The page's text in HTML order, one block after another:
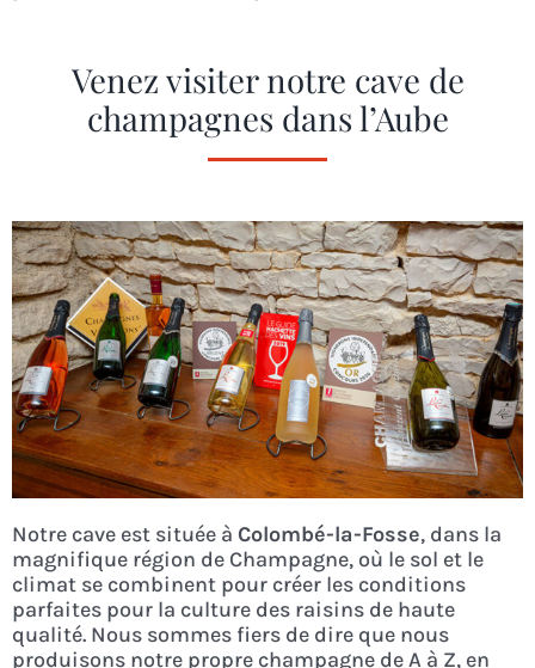
Venez visiter notre cave de
champagnes dans l’Aube
Notre cave est située à Colombé-la-Fosse, dans la
magnifique région de Champagne, où le sol et le
climat se combinent pour créer les conditions
parfaites pour la culture des raisins de haute
qualité. Nous sommes fiers de dire que nous
produisons notre propre champagne de A à Z, en